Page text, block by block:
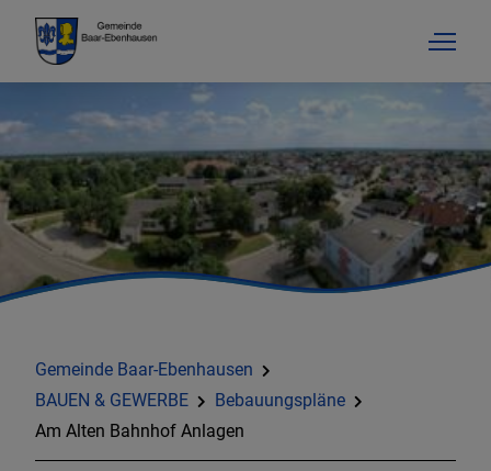
Gemeinde Baar-Ebenhausen
BAUEN & GEWERBE
Bebauungspläne
Am Alten Bahnhof Anlagen